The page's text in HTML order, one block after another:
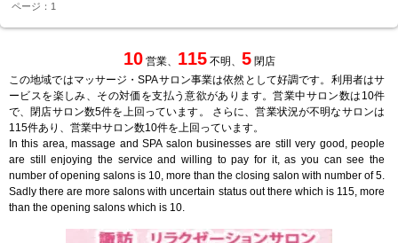
ページ：1
10営業、 115不明、 5閉店
この地域ではマッサージ・SPAサロン事業は依然として好調です。利用者はサ
ービスを楽しみ、その対価を支払う意欲があります。営業中サロン数は10件
で、閉店サロン数5件を上回っています。 さらに、営業状況が不明なサロンは
115件あり、営業中サロン数10件を上回っています。
In this area, massage and SPA salon businesses are still very good, people
are still enjoying the service and willing to pay for it, as you can see the
number of opening salons is 10, more than the closing salon with number of 5.
Sadly there are more salons with uncertain status out there which is 115, more
than the opening salons which is 10.